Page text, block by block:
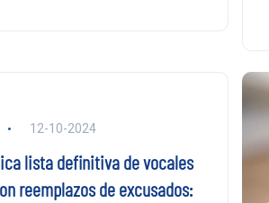
12-10-2024
lista definitiva de vocales
reemplazos de excusados: